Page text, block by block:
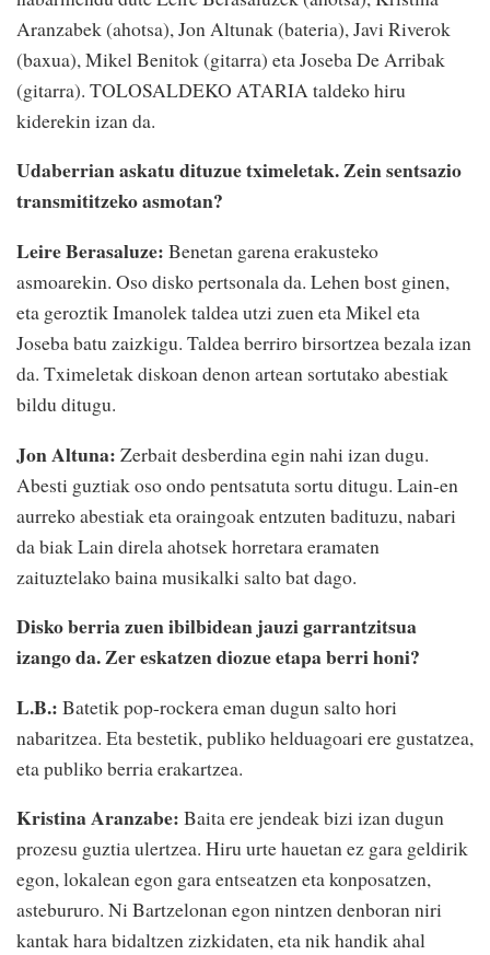
Aranzabek (ahotsa), Jon Altunak (bateria), Javi Riverok
(baxua), Mikel Benitok (gitarra) eta Joseba De Arribak
(gitarra). TOLOSALDEKO ATARIA taldeko hiru
kiderekin izan da.
Udaberrian askatu dituzue tximeletak. Zein sentsazio
transmititzeko asmotan?
Leire Berasaluze: Benetan garena erakusteko
asmoarekin. Oso disko pertsonala da. Lehen bost ginen,
eta geroztik Imanolek taldea utzi zuen eta Mikel eta
Joseba batu zaizkigu. Taldea berriro birsortzea bezala izan
da. Tximeletak diskoan denon artean sortutako abestiak
bildu ditugu.
Jon Altuna: Zerbait desberdina egin nahi izan dugu.
Abesti guztiak oso ondo pentsatuta sortu ditugu. Lain-en
aurreko abestiak eta oraingoak entzuten badituzu, nabari
da biak Lain direla ahotsek horretara eramaten
zaituztelako baina musikalki salto bat dago.
Disko berria zuen ibilbidean jauzi garrantzitsua
izango da. Zer eskatzen diozue etapa berri honi?
L.B.: Batetik pop-rockera eman dugun salto hori
nabaritzea. Eta bestetik, publiko helduagoari ere gustatzea,
eta publiko berria erakartzea.
Kristina Aranzabe: Baita ere jendeak bizi izan dugun
prozesu guztia ulertzea. Hiru urte hauetan ez gara geldirik
egon, lokalean egon gara entseatzen eta konposatzen,
astebururo. Ni Bartzelonan egon nintzen denboran niri
kantak hara bidaltzen zizkidaten, eta nik handik ahal